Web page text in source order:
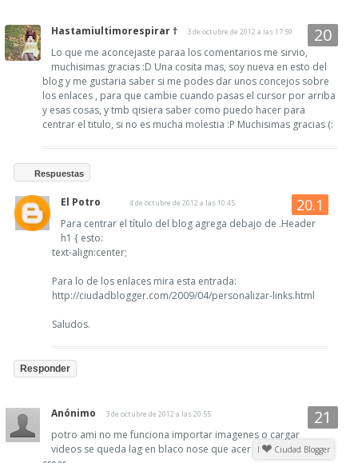
Hastamiultimorespirar † 3 de octubre de 2012 a las 17:59
Lo que me aconcejaste paraa los comentarios me sirvio,
muchisimas gracias :D Una cosita mas, soy nueva en esto del
blog y me gustaria saber si me podes dar unos concejos sobre
los enlaces , para que cambie cuando pasas el cursor por arriba
y esas cosas, y tmb qisiera saber como puedo hacer para
centrar el titulo, si no es mucha molestia :P Muchisimas gracias (:
Respuestas
El Potro 4 de octubre de 2012 a las 10:45
Para centrar el título del blog agrega debajo de .Header
h1 { esto:
text-align:center;
Para lo de los enlaces mira esta entrada:
http://ciudadblogger.com/2009/04/personalizar-links.html
Saludos.
Responder
Anónimo 3 de octubre de 2012 a las 20:55
potro ami no me funciona importar imagenes o cargar
videos se queda lag en blaco nose que acer ya ni post puedo
I Ciudad Blogger